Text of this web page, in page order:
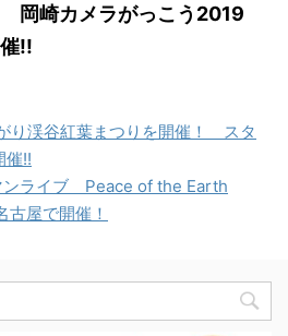
岡崎カメラがっこう2019
!!
り渓谷紅葉まつりを開催！ スタ
催!!
ンライブ Peace of the Earth
古屋で開催！